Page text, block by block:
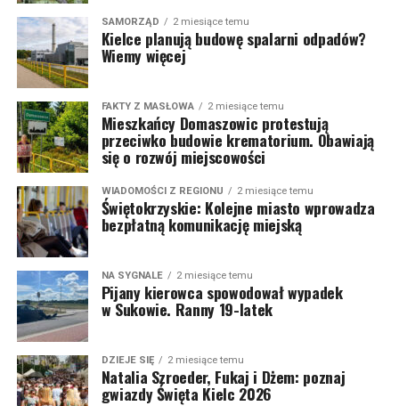
SAMORZĄD 2 miesiące temu
Kielce planują budowę spalarni odpadów?
Wiemy więcej
FAKTY Z MASŁOWA 2 miesiące temu
Mieszkańcy Domaszowic protestują
przeciwko budowie krematorium. Obawiają
się o rozwój miejscowości
WIADOMOŚCI Z REGIONU 2 miesiące temu
Świętokrzyskie: Kolejne miasto wprowadza
bezpłatną komunikację miejską
NA SYGNALE 2 miesiące temu
Pijany kierowca spowodował wypadek
w Sukowie. Ranny 19-latek
DZIEJE SIĘ 2 miesiące temu
Natalia Szroeder, Fukaj i Dżem: poznaj
gwiazdy Święta Kielc 2026